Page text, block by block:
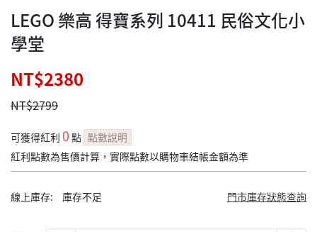
LEGO 樂高 得寶系列 10411 民俗文化小
學堂
NT$2380
NT$2799
可獲得紅利 0 點 點數說明
紅利點數為售價計算，實際點數以購物車結帳金額為準
線上庫存: 庫存不足 門市庫存狀態查詢